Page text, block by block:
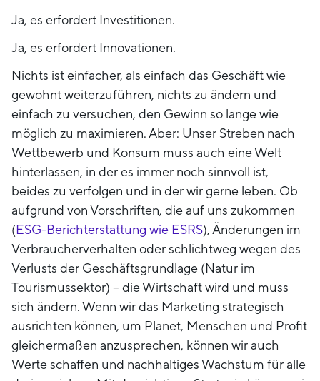
Ja, es erfordert Investitionen.
Ja, es erfordert Innovationen.
Nichts ist einfacher, als einfach das Geschäft wie
gewohnt weiterzuführen, nichts zu ändern und
einfach zu versuchen, den Gewinn so lange wie
möglich zu maximieren. Aber: Unser Streben nach
Wettbewerb und Konsum muss auch eine Welt
hinterlassen, in der es immer noch sinnvoll ist,
beides zu verfolgen und in der wir gerne leben. Ob
aufgrund von Vorschriften, die auf uns zukommen
(ESG-Berichterstattung wie ESRS), Änderungen im
Verbraucherverhalten oder schlichtweg wegen des
Verlusts der Geschäftsgrundlage (Natur im
Tourismussektor) – die Wirtschaft wird und muss
sich ändern. Wenn wir das Marketing strategisch
ausrichten können, um Planet, Menschen und Profit
gleichermaßen anzusprechen, können wir auch
Werte schaffen und nachhaltiges Wachstum für alle